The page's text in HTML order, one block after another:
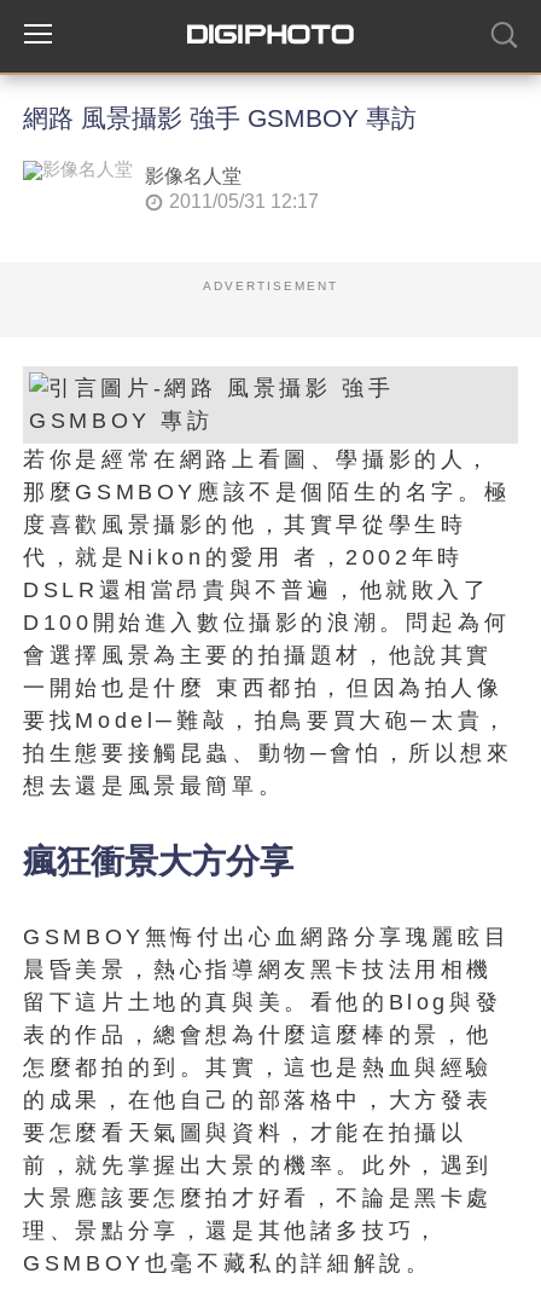
網路 風景攝影 強手 GSMBOY 專訪
影像名人堂
2011/05/31 12:17
ADVERTISEMENT
若你是經常在網路上看圖、學攝影的人，
那麼GSMBOY應該不是個陌生的名字。極
度喜歡風景攝影的他，其實早從學生時
代，就是Nikon的愛用 者，2002年時
DSLR還相當昂貴與不普遍，他就敗入了
D100開始進入數位攝影的浪潮。問起為何
會選擇風景為主要的拍攝題材，他說其實
一開始也是什麼 東西都拍，但因為拍人像
要找Model─難敲，拍鳥要買大砲─太貴，
拍生態要接觸昆蟲、動物─會怕，所以想來
想去還是風景最簡單。
瘋狂衝景大方分享
GSMBOY無悔付出心血網路分享瑰麗眩目
晨昏美景，熱心指導網友黑卡技法用相機
留下這片土地的真與美。看他的Blog與發
表的作品，總會想為什麼這麼棒的景，他
怎麼都拍的到。其實，這也是熱血與經驗
的成果，在他自己的部落格中，大方發表
要怎麼看天氣圖與資料，才能在拍攝以
前，就先掌握出大景的機率。此外，遇到
大景應該要怎麼拍才好看，不論是黑卡處
理、景點分享，還是其他諸多技巧，
GSMBOY也毫不藏私的詳細解說。